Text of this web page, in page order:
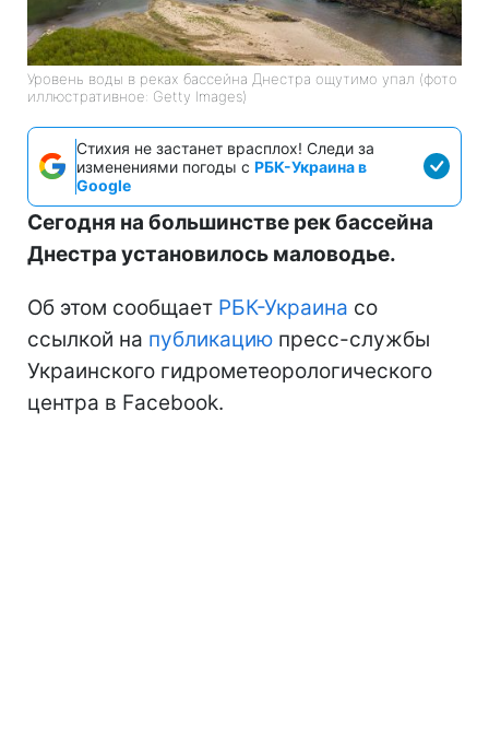
Уровень воды в реках бассейна Днестра ощутимо упал (фото
иллюстративное: Getty Images)
Стихия не застанет врасплох! Следи за
изменениями погоды с РБК-Украина в
Google
Сегодня на большинстве рек бассейна
Днестра установилось маловодье.
Об этом сообщает РБК-Украина со
ссылкой на публикацию пресс-службы
Украинского гидрометеорологического
центра в Facebook.